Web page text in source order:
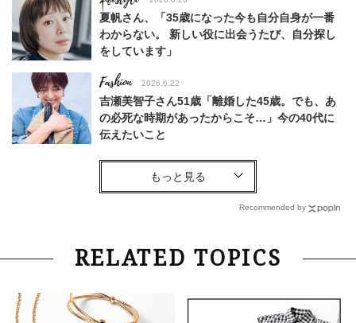
夏帆さん、「35歳になった今も自分自身が一番
わからない。 新しい役に出会うたび、自分探し
をしています」
Fashion 2026.6.22
吉瀬美智子さん51歳「離婚した45歳。でも、あ
の必死な時期があったからこそ…」今の40代に
伝えたいこと
Fashion
【40代コンサバ派】白Tシャツは「パール×ゴー
ルドアクセ」を合わせるのが正解！〈大野真理子
Lifestyle 2026.7.29
「お若いですね」は褒め言葉？“若い＝美しい”と
ーレス連載22】
Recommended by
RELATED TOPICS